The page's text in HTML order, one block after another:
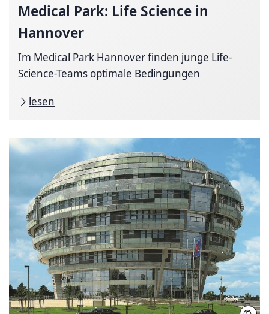
Medical Park: Life Science in
Hannover
Im Medical Park Hannover finden junge Life-
Science-Teams optimale Bedingungen
lesen